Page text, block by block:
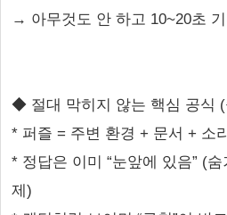
→ 아무것도 안 하고 10~20초
◆ 절대 막히지 않는 핵심 공식 (
* 퍼즐 = 주변 환경 + 문서 + 소
* 정답은 이미 “눈앞에 있음” (
제)